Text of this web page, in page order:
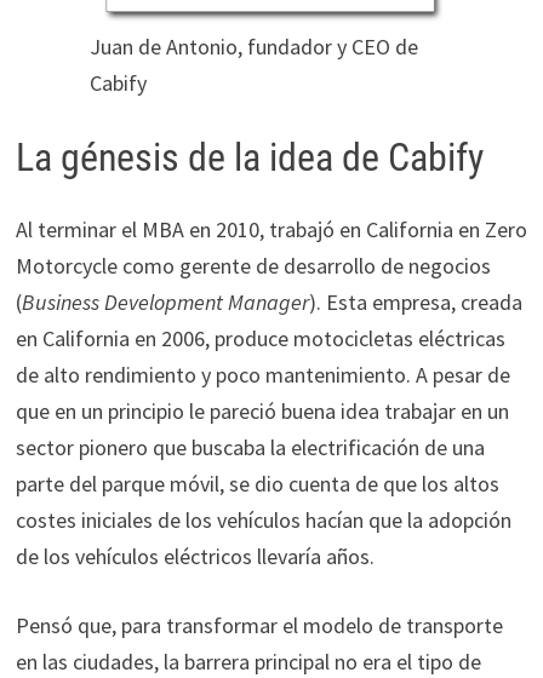
Juan de Antonio, fundador y CEO de
Cabify
La génesis de la idea de Cabify
Al terminar el MBA en 2010, trabajó en California en Zero
Motorcycle como gerente de desarrollo de negocios
(Business Development Manager). Esta empresa, creada
en California en 2006, produce motocicletas eléctricas
de alto rendimiento y poco mantenimiento. A pesar de
que en un principio le pareció buena idea trabajar en un
sector pionero que buscaba la electrificación de una
parte del parque móvil, se dio cuenta de que los altos
costes iniciales de los vehículos hacían que la adopción
de los vehículos eléctricos llevaría años.
Pensó que, para transformar el modelo de transporte
en las ciudades, la barrera principal no era el tipo de